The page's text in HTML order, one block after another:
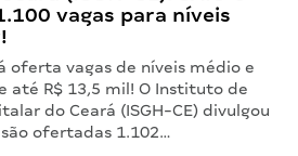
vagas para níveis
oferta vagas de níveis médio e
até R$ 13,5 mil! O Instituto de
do Ceará (ISGH-CE) divulgou
ofertadas 1.102…